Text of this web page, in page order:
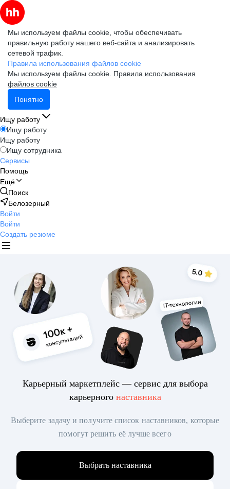
Мы используем файлы cookie, чтобы обеспечивать
правильную работу нашего веб-сайта и анализировать
сетевой трафик.
Правила использования файлов cookie
Мы используем файлы cookie. Правила использования
файлов cookie
Понятно
Ищу работу
Ищу работу
Ищу работу
Ищу сотрудника
Сервисы
Помощь
Ещё
Поиск
Белозерный
Войти
Войти
Создать резюме
Карьерный маркетплейс — сервис для выбора
карьерного наставника
Выберите задачу и получите список наставников, которые
помогут решить её лучше всего
Выбрать наставника